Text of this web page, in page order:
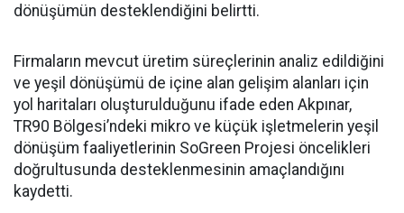
dönüşümün desteklendiğini belirtti.
Firmaların mevcut üretim süreçlerinin analiz edildiğini
ve yeşil dönüşümü de içine alan gelişim alanları için
yol haritaları oluşturulduğunu ifade eden Akpınar,
TR90 Bölgesi’ndeki mikro ve küçük işletmelerin yeşil
dönüşüm faaliyetlerinin SoGreen Projesi öncelikleri
doğrultusunda desteklenmesinin amaçlandığını
kaydetti.